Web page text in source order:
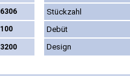
6306
Stückzahl
100
Debüt
3200 Design